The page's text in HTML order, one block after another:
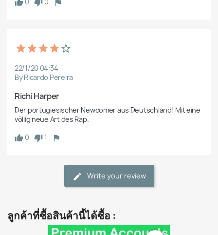
22/1/20 04:34
By Ricardo Pereira
Richi Harper
Der portugiesischer Newcomer aus Deutschland! Mit eine
völlig neue Art des Rap.
0
1
Write your review
ลูกค้าที่ซื้อสินค้านี้ได้ซื้อ :